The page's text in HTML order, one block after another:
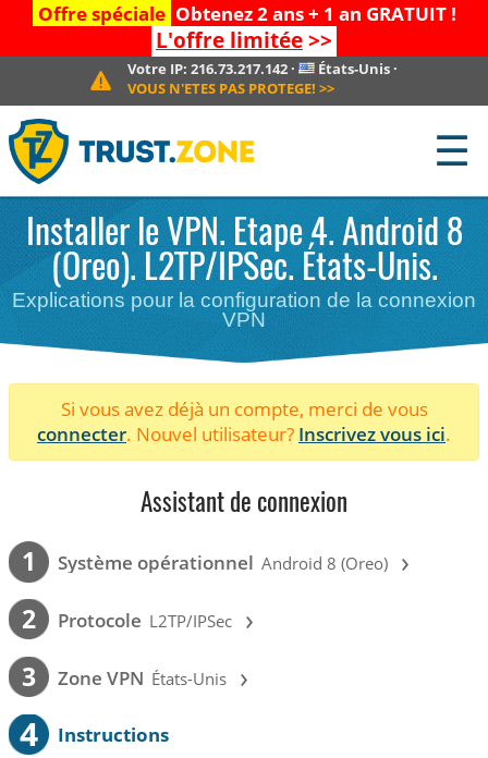
Offre spéciale Obtenez 2 ans + 1 an GRATUIT !
L'offre limitée>>
Votre IP: 216.73.217.142· États-Unis ·
VOUS N'ETES PAS PROTEGE! >>
☰
Installer le VPN. Etape 4. Android 8
(Oreo). L2TP/IPSec. États-Unis.
Explications pour la configuration de la connexion
VPN
Si vous avez déjà un compte, merci de vous
connecter. Nouvel utilisateur? Inscrivez vous ici.
Assistant de connexion
1 Système opérationnel Android 8 (Oreo) ›
2 Protocole L2TP/IPSec ›
3 Zone VPN États-Unis ›
4 Instructions